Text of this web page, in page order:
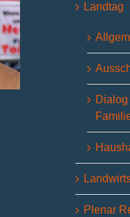
Landtag
Dialog
Plenar